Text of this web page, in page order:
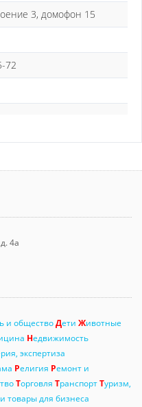
3, домофон 15
72
4а
и обществоДети Животные
Недвижимость
экспертиза
Религия Ремонт и
Торговля ТранспортТуризм,
товары для бизнеса